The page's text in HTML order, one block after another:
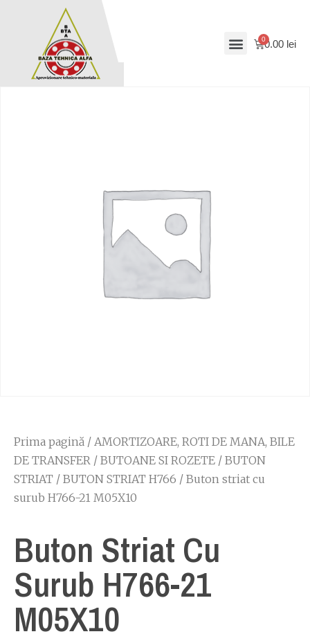
0.00 lei
Prima pagină / AMORTIZOARE, ROTI DE MANA, BILE
DE TRANSFER / BUTOANE SI ROZETE / BUTON
STRIAT / BUTON STRIAT H766 / Buton striat cu
surub H766-21 M05X10
Buton Striat Cu
Surub H766-21
M05X10